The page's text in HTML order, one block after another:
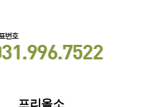
프리올소